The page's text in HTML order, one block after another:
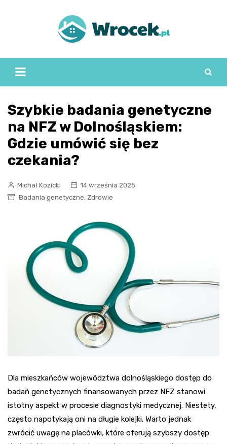
Szybkie badania genetyczne
na NFZ w Dolnośląskiem:
Gdzie umówić się bez
czekania?
Michał Kozicki
14 września 2025
Badania genetyczne, Zdrowie
Dla mieszkańców województwa dolnośląskiego dostęp do
badań genetycznych finansowanych przez NFZ stanowi
istotny aspekt w procesie diagnostyki medycznej. Niestety,
często napotykają oni na długie kolejki. Warto jednak
zwrócić uwagę na placówki, które oferują szybszy dostęp